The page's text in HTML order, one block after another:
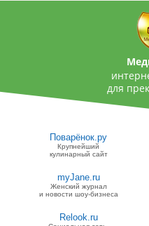
для
Поварёнок.ру
Крупнейший
кулинарный сайт
myJane.ru
Женский журнал
и новости шоу-бизнеса
Relook.ru